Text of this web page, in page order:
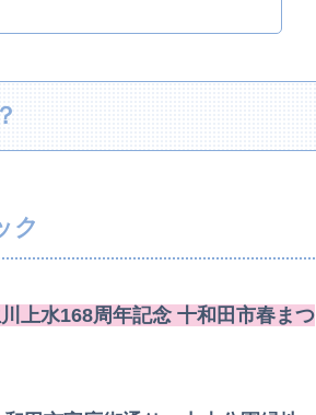
ク
上水168周年記念 十和田市春まつ